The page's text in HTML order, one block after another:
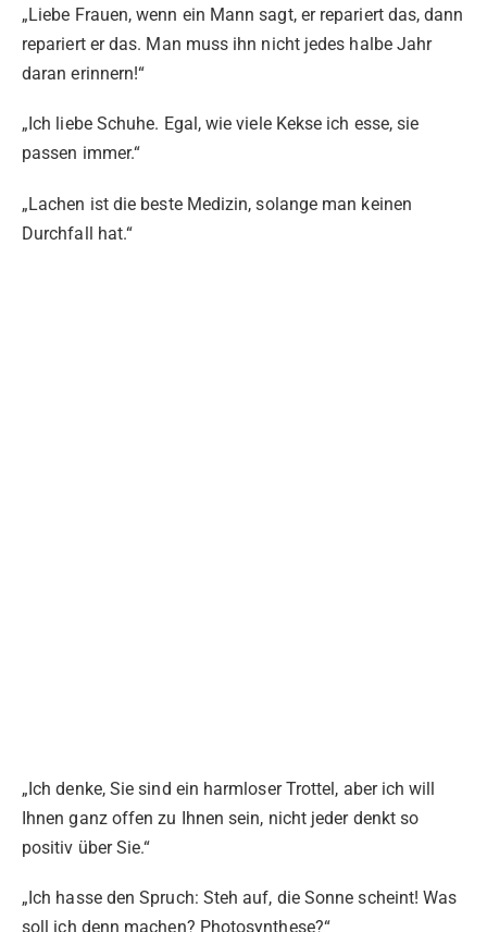
„Liebe Frauen, wenn ein Mann sagt, er repariert das, dann
repariert er das. Man muss ihn nicht jedes halbe Jahr
daran erinnern!“
„Ich liebe Schuhe. Egal, wie viele Kekse ich esse, sie
passen immer.“
„Lachen ist die beste Medizin, solange man keinen
Durchfall hat.“
„Ich denke, Sie sind ein harmloser Trottel, aber ich will
Ihnen ganz offen zu Ihnen sein, nicht jeder denkt so
positiv über Sie.“
„Ich hasse den Spruch: Steh auf, die Sonne scheint! Was
soll ich denn machen? Photosynthese?“